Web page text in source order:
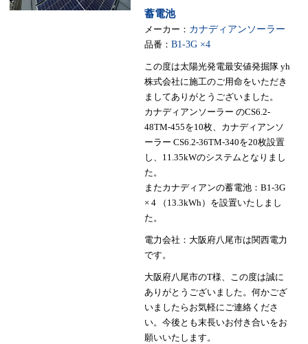
蓄電池
メーカー： カナディアンソーラー
品番： B1-3G ×4
この度は太陽光発電最安値発掘隊 yh
株式会社に施工のご用命をいただき
ましてありがとうございました。
カナディアンソーラー のCS6.2-
48TM-455を10枚、カナディアンソ
ーラー CS6.2-36TM-340を20枚設置
し、11.35kWのシステムとなりまし
た。
またカナディアンの蓄電池：B1-3G
× 4 （13.3kWh）を設置いたしまし
た。
電力会社：大阪府八尾市は関西電力
です。
大阪府八尾市のT様、この度は誠に
ありがとうございました。何かござ
いましたらお気軽にご連絡くださ
い。今後とも末長いお付き合いをお
願いいたします。